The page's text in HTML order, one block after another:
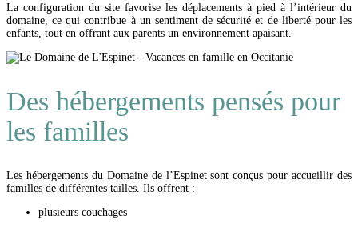
La configuration du site favorise les déplacements à pied à l’intérieur du
domaine, ce qui contribue à un sentiment de sécurité et de liberté pour les
enfants, tout en offrant aux parents un environnement apaisant.
Des hébergements pensés pour
les familles
Les hébergements du Domaine de l’Espinet sont conçus pour accueillir des
familles de différentes tailles. Ils offrent :
plusieurs couchages